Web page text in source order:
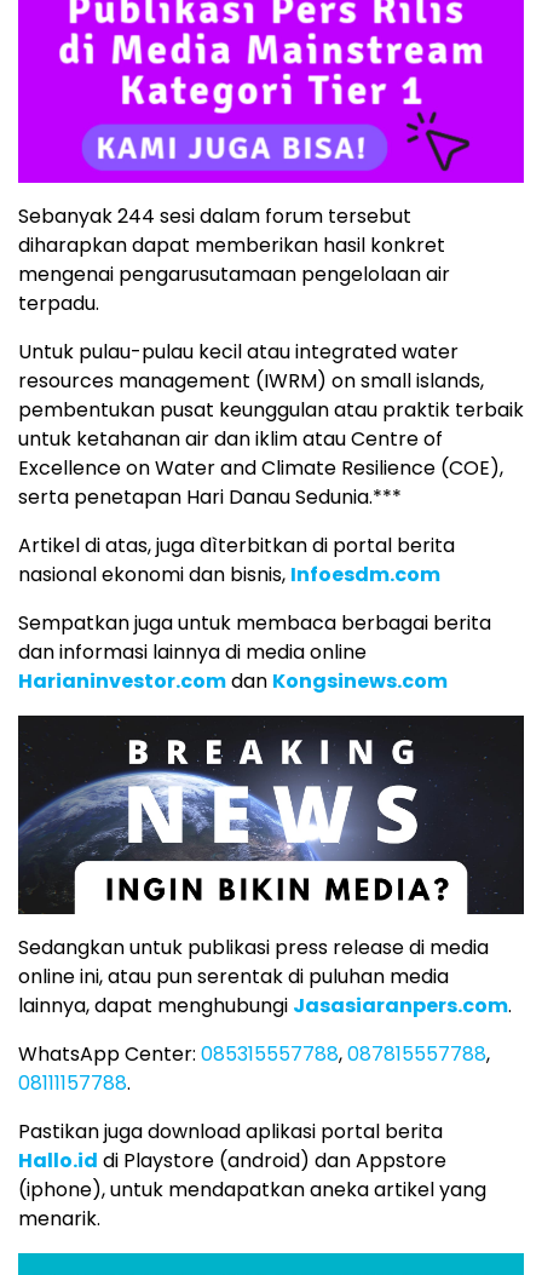
Sebanyak 244 sesi dalam forum tersebut
diharapkan dapat memberikan hasil konkret
mengenai pengarusutamaan pengelolaan air
terpadu.
Untuk pulau-pulau kecil atau integrated water
resources management (IWRM) on small islands,
pembentukan pusat keunggulan atau praktik terbaik
untuk ketahanan air dan iklim atau Centre of
Excellence on Water and Climate Resilience (COE),
serta penetapan Hari Danau Sedunia.***
Artikel di atas, juga dìterbitkan di portal berita
nasional ekonomi dan bisnis, Infoesdm.com
Sempatkan juga untuk membaca berbagai berita
dan informasi lainnya di media online
Harianinvestor.comdan Kongsinews.com
Sedangkan untuk publikasi press release di media
online ini, atau pun serentak di puluhan media
lainnya, dapat menghubungi Jasasiaranpers.com.
WhatsApp Center: 085315557788,087815557788,
08111157788.
Pastikan juga download aplikasi portal berita
Hallo.id di Playstore (android) dan Appstore
(iphone), untuk mendapatkan aneka artikel yang
menarik.